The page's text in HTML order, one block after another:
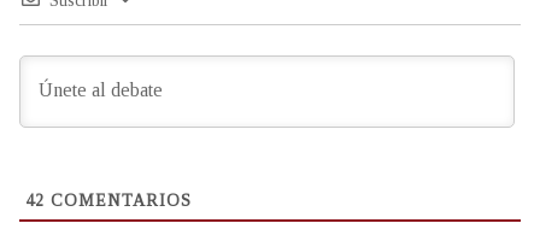
42 COMENTARIOS